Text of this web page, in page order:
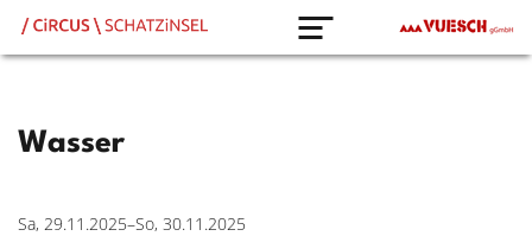
Wasser
Sa, 29.11.2025–So, 30.11.2025